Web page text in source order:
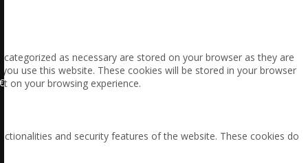
as necessary are stored on your browser as they are
use this website. These cookies will be stored in your browser
on your browsing experience.
and security features of the website. These cookies do